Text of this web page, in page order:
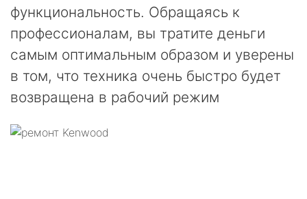
функциональность. Обращаясь к
профессионалам, вы тратите деньги
самым оптимальным образом и уверены
в том, что техника очень быстро будет
возвращена в рабочий режим